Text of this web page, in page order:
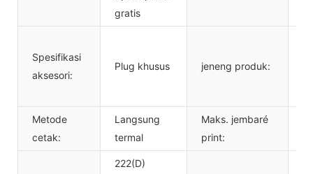
gratis
Spesifikasi
aksesori:
Plug khusus jeneng produk:
Metode
cetak:
Langsung
termal
Maks. jembaré
print:
222(D)